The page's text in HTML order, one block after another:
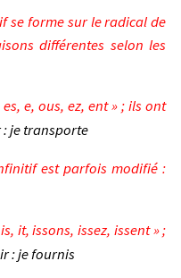
se forme sur le radical de
différentes selon les
e, ous, ez, ent » ; ils ont
je transporte
est parfois modifié :
it, issons, issez, issent » ;
: je fournis
subordonnée conjonctive introduite par «que» à l'indicatif